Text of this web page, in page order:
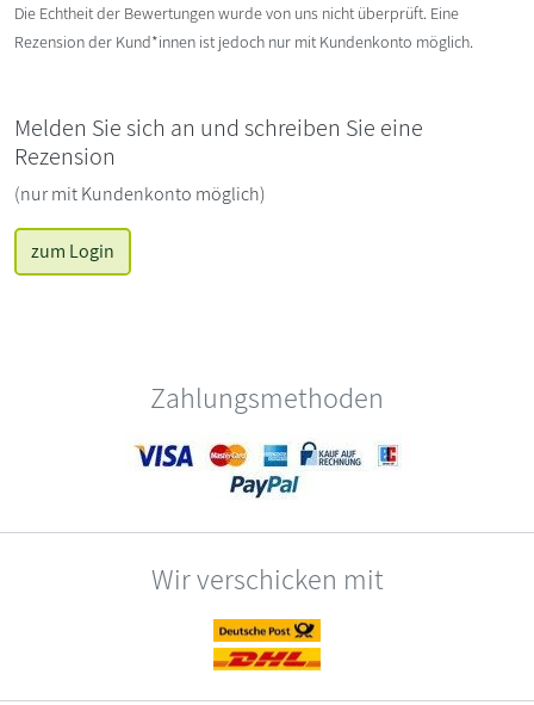
Die Echtheit der Bewertungen wurde von uns nicht überprüft. Eine
Rezension der Kund*innen ist jedoch nur mit Kundenkonto möglich.
Melden Sie sich an und schreiben Sie eine
Rezension
(nur mit Kundenkonto möglich)
zum Login
Zahlungsmethoden
Wir verschicken mit